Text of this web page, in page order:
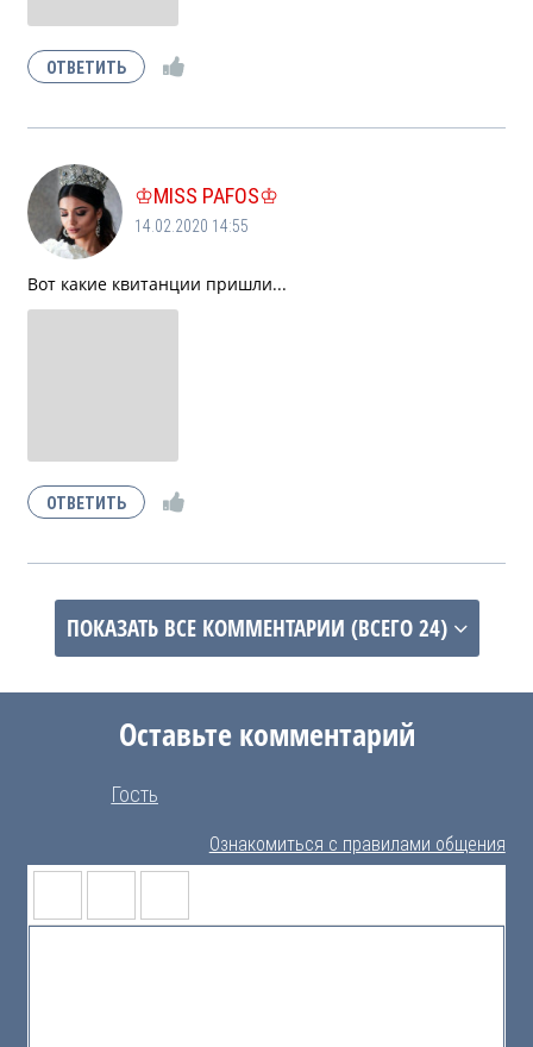
♔MISS PAFOS♔
14.02.2020 14:55
Вот какие квитанции пришли...
ПОКАЗАТЬ ВСЕ КОММЕНТАРИИ (ВСЕГО 24)
Оставьте комментарий
Гость
Ознакомиться с правилами общения